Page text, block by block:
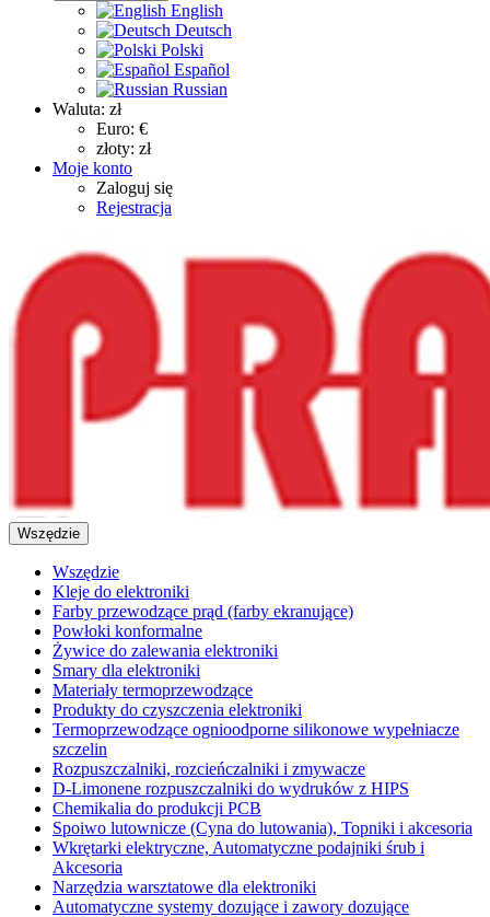
English
Deutsch
Polski
Español
Russian
Waluta: zł
Euro: €
złoty: zł
Moje konto
Zaloguj się
Rejestracja
Wszędzie
Wszędzie
Kleje do elektroniki
Farby przewodzące prąd (farby ekranujące)
Powłoki konformalne
Żywice do zalewania elektroniki
Smary dla elektroniki
Materiały termoprzewodzące
Produkty do czyszczenia elektroniki
Termoprzewodzące ognioodporne silikonowe wypełniacze
szczelin
Rozpuszczalniki, rozcieńczalniki i zmywacze
D-Limonene rozpuszczalniki do wydruków z HIPS
Chemikalia do produkcji PCB
Spoiwo lutownicze (Cyna do lutowania), Topniki i akcesoria
Wkrętarki elektryczne, Automatyczne podajniki śrub i
Akcesoria
Narzędzia warsztatowe dla elektroniki
Automatyczne systemy dozujące i zawory dozujące